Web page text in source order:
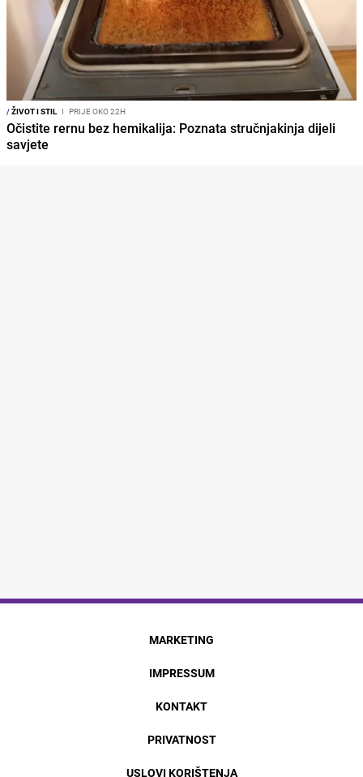
/ŽIVOT I STIL I PRIJE OKO 22H
Očistite rernu bez hemikalija: Poznata stručnjakinja dijeli
savjete
MARKETING
IMPRESSUM
KONTAKT
PRIVATNOST
USLOVI KORIŠTENJA